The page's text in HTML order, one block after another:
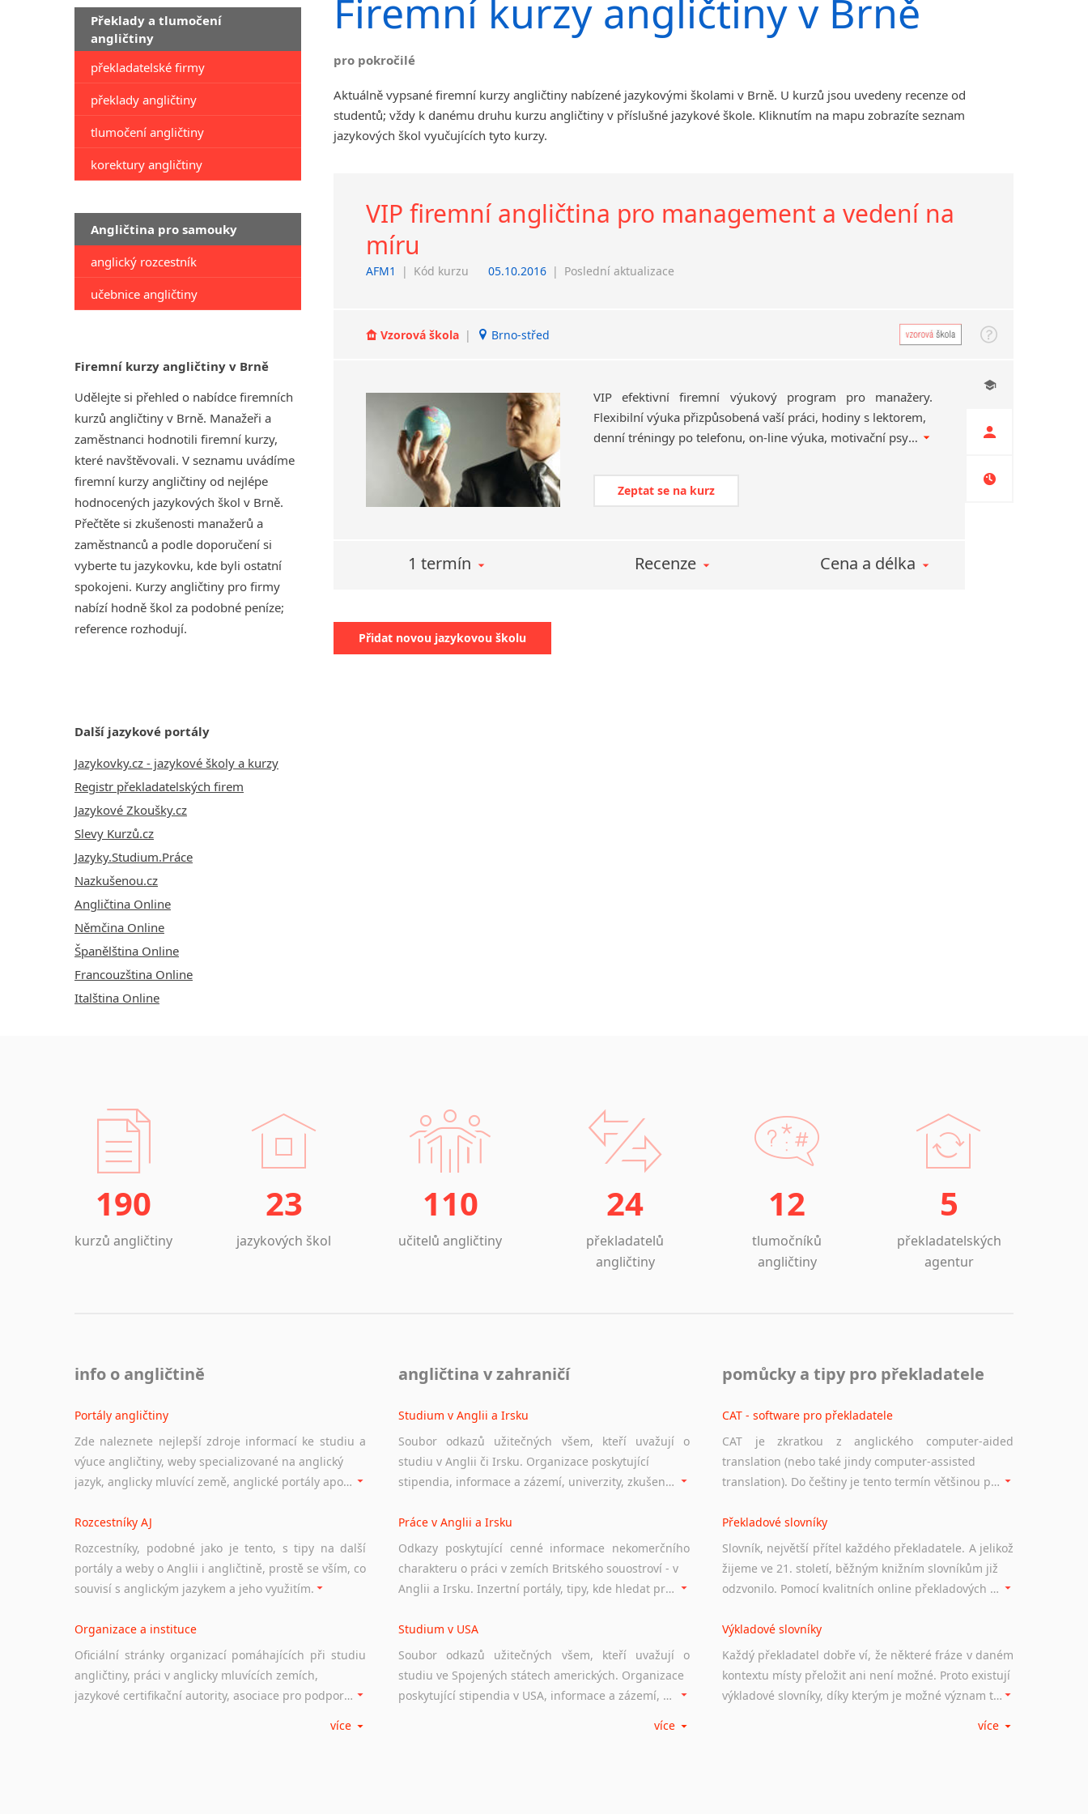
Překlady a tlumočení
angličtiny
překladatelské firmy
překlady angličtiny
tlumočení angličtiny
korektury angličtiny
Angličtina pro samouky
anglický rozcestník
učebnice angličtiny
Firemní kurzy angličtiny v Brně
Udělejte si přehled o nabídce firemních
kurzů angličtiny v Brně. Manažeři a
zaměstnanci hodnotili firemní kurzy,
které navštěvovali. V seznamu uvádíme
firemní kurzy angličtiny od nejlépe
hodnocených jazykových škol v Brně.
Přečtěte si zkušenosti manažerů a
zaměstnanců a podle doporučení si
vyberte tu jazykovku, kde byli ostatní
spokojeni. Kurzy angličtiny pro firmy
nabízí hodně škol za podobné peníze;
reference rozhodují.
Další jazykové portály
Jazykovky.cz - jazykové školy a kurzy
Registr překladatelských firem
Jazykové Zkoušky.cz
Slevy Kurzů.cz
Jazyky.Studium.Práce
Nazkušenou.cz
Angličtina Online
Němčina Online
Španělština Online
Francouzština Online
Italština Online
Jihlava
Chomutov
Děčín
Hodonín
Klatovy
Prostějov
Tišnov
Vysoká nad Labem
angličtiny
Firemní kurzy angličtiny v Brně
pro pokročilé
Aktuálně vypsané firemní kurzy angličtiny nabízené jazykovými školami v Brně. U kurzů jsou uvedeny recenze od
studentů; vždy k danému druhu kurzu angličtiny v příslušné jazykové škole. Kliknutím na mapu zobrazíte seznam
jazykových škol vyučujících tyto kurzy.
VIP firemní angličtina pro management a vedení na
míru
AFM1 | Kód kurzu 05.10.2016 | Poslední aktualizace
Vzorová škola | Brno-střed
VIP efektivní firemní výukový program pro manažery.
Flexibilní výuka přizpůsobená vaší práci, hodiny s lektorem,
denní tréningy po telefonu, on-line výuka, motivační psychologický program, odborné jazykové moduly, VIP lektoři, výuka kdekoliv.
Zeptat se na kurz
1 termín Recenze Cena a délka
Přidat novou jazykovou školu
190
kurzů angličtiny
23
jazykových škol
110
učitelů angličtiny
24
překladatelů
angličtiny
12
tlumočníků
angličtiny
5
překladatelských
agentur
info o angličtině
Portály angličtiny
Zde naleznete nejlepší zdroje informací ke studiu a
výuce angličtiny, weby specializované na anglický
jazyk, anglicky mluvící země, anglické portály apod. Rubrika obsahuje zejména komplexní a maximálně kvalitní stránky využitelné ke studiu angličtiny.
Rozcestníky AJ
Rozcestníky, podobné jako je tento, s tipy na další
portály a weby o Anglii i angličtině, prostě se vším, co
souvisí s anglickým jazykem a jeho využitím.
Organizace a instituce
Oficiální stránky organizací pomáhajících při studiu
angličtiny, práci v anglicky mluvících zemích,
jazykové certifikační autority, asociace pro podporu jazykového vzdělávání ad.
více
angličtina v zahraničí
Studium v Anglii a Irsku
Soubor odkazů užitečných všem, kteří uvažují o
studiu v Anglii či Irsku. Organizace poskytující
stipendia, informace a zázemí, univerzity, zkušenosti studentů.
Práce v Anglii a Irsku
Odkazy poskytující cenné informace nekomerčního
charakteru o práci v zemích Britského souostroví - v
Anglii a Irsku. Inzertní portály, tipy, kde hledat práci na internetu případně osobní zkušenosti ostatních.
Studium v USA
Soubor odkazů užitečných všem, kteří uvažují o
studiu ve Spojených státech amerických. Organizace
poskytující stipendia v USA, informace a zázemí, univerzity i zkušenosti studentů.
více
pomůcky a tipy pro překladatele
CAT - software pro překladatele
CAT je zkratkou z anglického computer-aided
translation (nebo také jindy computer-assisted
translation). Do češtiny je tento termín většinou překládán jako počítačem podporovaný překlad či překlad podporovaný počítačem. Nástroje CAT ukládají překládané fráze a při dalším překladu vám je automaticky nabízejí, takže se již nemusíte zdržovat s jejich dalším překládáním.
Překladové slovníky
Slovník, největší přítel každého překladatele. A jelikož
žijeme ve 21. století, běžným knižním slovníkům již
odzvonilo. Pomocí kvalitních online překladových slovníků již nemusíte únavně listovat alfabetickým schématem uspořádání, stačí napsat vstupní frázi a dřív, než řeknete švec, vyskočí vám hledaný výraz.
Výkladové slovníky
Každý překladatel dobře ví, že některé fráze v daném
kontextu místy přeložit ani není možné. Proto existují
výkladové slovníky, díky kterým je možné význam takovýchto frází rozklíčovat.
více